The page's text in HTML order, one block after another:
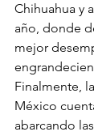
Chihuahua y
año, donde
mejor
Finalmente,
México
abarcando